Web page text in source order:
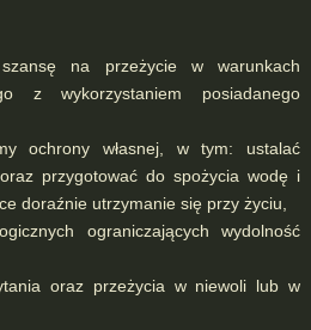
na przeżycie w warunkach
z wykorzystaniem posiadanego
ochrony własnej, w tym: ustalać
przygotować do spożycia wodę i
doraźnie utrzymanie się przy życiu,
ograniczających wydolność
oraz przeżycia w niewoli lub w